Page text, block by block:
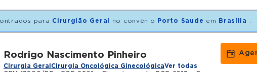
para Cirurgião Geral no convênio Porto Saude em Brasília
Rodrigo Nascimento Pinheiro
Cirurgia Geral Cirurgia Oncológica GinecológicaVer todas